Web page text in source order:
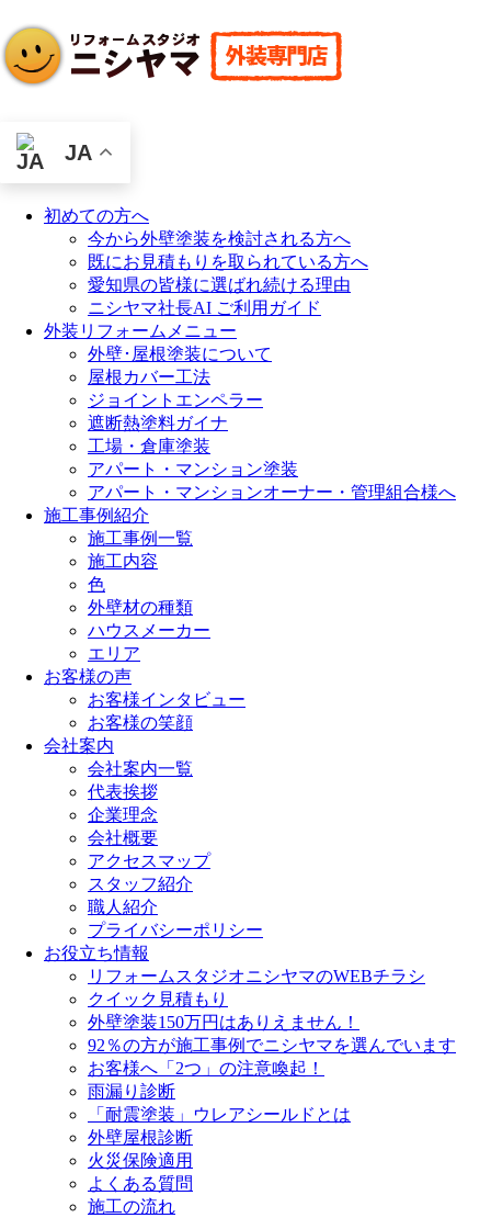
JA
初めての方へ
今から外壁塗装を検討される方へ
既にお見積もりを取られている方へ
愛知県の皆様に選ばれ続ける理由
ニシヤマ社長AI ご利用ガイド
外装リフォームメニュー
外壁･屋根塗装について
屋根カバー工法
ジョイントエンペラー
遮断熱塗料ガイナ
工場・倉庫塗装
アパート・マンション塗装
アパート・マンションオーナー・管理組合様へ
施工事例紹介
施工事例一覧
施工内容
色
外壁材の種類
ハウスメーカー
エリア
お客様の声
お客様インタビュー
お客様の笑顔
会社案内
会社案内一覧
代表挨拶
企業理念
会社概要
アクセスマップ
スタッフ紹介
職人紹介
プライバシーポリシー
お役立ち情報
リフォームスタジオニシヤマのWEBチラシ
クイック見積もり
外壁塗装150万円はありえません！
92％の方が施工事例でニシヤマを選んでいます
お客様へ「2つ」の注意喚起！
雨漏り診断
「耐震塗装」ウレアシールドとは
外壁屋根診断
火災保険適用
よくある質問
施工の流れ